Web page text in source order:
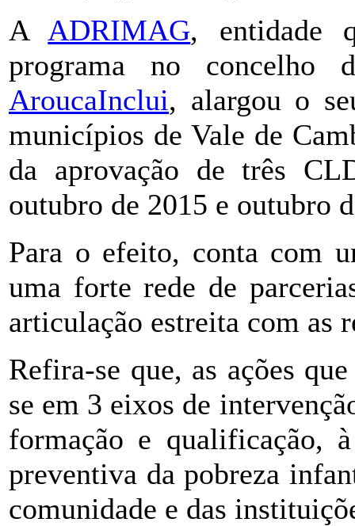
A ADRIMAG, entidade
programa no concelho
AroucaInclui, alargou o
municípios de Vale de
da aprovação de três
outubro de 2015 e outubro
Para o efeito, conta com
uma forte rede de
articulação estreita com as
Refira-se que, as ações
se em 3 eixos de
formação e qualificação,
preventiva da pobreza
comunidade e das